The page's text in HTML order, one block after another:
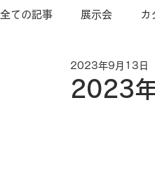
全ての記事 展示会 カ
2023
2023年9月13日